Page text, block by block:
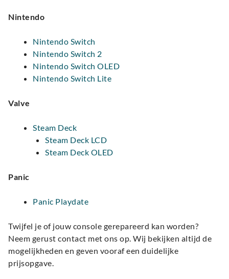
Nintendo
Nintendo Switch
Nintendo Switch 2
Nintendo Switch OLED
Nintendo Switch Lite
Valve
Steam Deck
Steam Deck LCD
Steam Deck OLED
Panic
Panic Playdate
Twijfel je of jouw console gerepareerd kan worden?
Neem gerust contact met ons op. Wij bekijken altijd de
mogelijkheden en geven vooraf een duidelijke
prijsopgave.